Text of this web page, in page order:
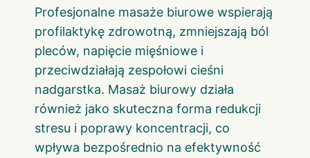
Profesjonalne masaże biurowe wspierają
profilaktykę zdrowotną, zmniejszają ból
pleców, napięcie mięśniowe i
przeciwdziałają zespołowi cieśni
nadgarstka. Masaż biurowy działa
również jako skuteczna forma redukcji
stresu i poprawy koncentracji, co
wpływa bezpośrednio na efektywność